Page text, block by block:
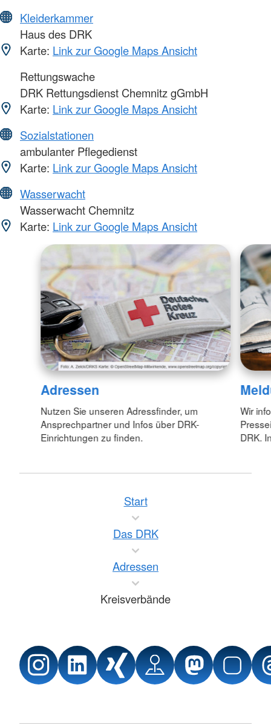
Kleiderkammer
Haus des DRK
Karte: Link zur Google Maps Ansicht
Rettungswache
DRK Rettungsdienst Chemnitz gGmbH
Karte: Link zur Google Maps Ansicht
Sozialstationen
ambulanter Pflegedienst
Karte: Link zur Google Maps Ansicht
Wasserwacht
Wasserwacht Chemnitz
Karte: Link zur Google Maps Ansicht
Adressen
Nutzen Sie unseren Adressfinder, um
Ansprechpartner und Infos über DRK-
Einrichtungen zu finden.
Wir
DRK.
Start
Das DRK
Adressen
Kreisverbände